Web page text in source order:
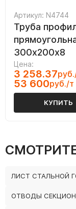
Артикул: N4744
Труба
300х200х8
Цена:
3 258.37
53 600руб./т
КУПИТЬ
ЛИСТ СТАЛЬНОЙ
ОТВОДЫ